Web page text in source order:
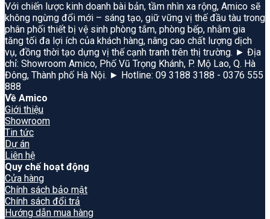
Với chiến lược kinh doanh bài bản, tầm nhìn xa rộng, Amico sẽ
không ngừng đổi mới – sáng tạo, giữ vững vị thế đầu tàu trong
phân phối thiết bị vệ sinh phòng tắm, phòng bếp, nhằm gia
tăng tối đa lợi ích của khách hàng, nâng cao chất lượng dịch
vụ, đồng thời tạo dựng vị thế cạnh tranh trên thị trường. ► Địa
chỉ: Showroom Amico, Phố Vũ Trọng Khánh, P. Mộ Lao, Q. Hà
Đông, Thành phố Hà Nội. ► Hotline: 09 3188 3188 - 0376 555
888
Về Amico
Giới thiệu
Showroom
Tin tức
Dự án
Liên hệ
Quy chế hoạt động
Cửa hàng
Chính sách bảo mật
Chính sách đổi trả
Hướng dẫn mua hàng